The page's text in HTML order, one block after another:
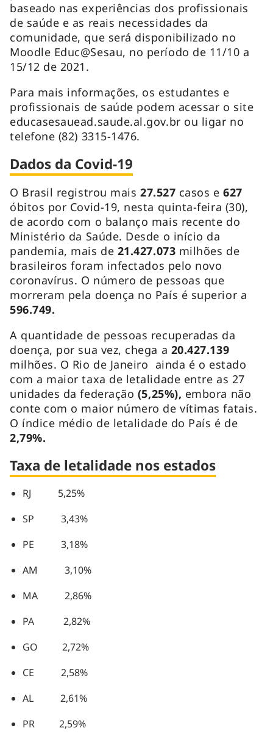
baseado nas experiências dos profissionais
de saúde e as reais necessidades da
comunidade, que será disponibilizado no
Moodle Educ@Sesau, no período de 11/10 a
15/12 de 2021.
Para mais informações, os estudantes e
profissionais de saúde podem acessar o site
educasesauead.saude.al.gov.br ou ligar no
telefone (82) 3315-1476.
Dados da Covid-19
O Brasil registrou mais 27.527 casos e627
óbitos por Covid-19, nesta quinta-feira (30),
de acordo com o balanço mais recente do
Ministério da Saúde. Desde o início da
pandemia, mais de 21.427.073 milhões de
brasileiros foram infectados pelo novo
coronavírus. O número de pessoas que
morreram pela doença no País é superior a
596.749.
A quantidade de pessoas recuperadas da
doença, por sua vez, chega a 20.427.139
milhões. O Rio de Janeiro ainda é o estado
com a maior taxa de letalidade entre as 27
unidades da federação (5,25%), embora não
conte com o maior número de vítimas fatais.
O índice médio de letalidade do País é de
2,79%.
Taxa de letalidade nos estados
RJ 5,25%
SP 3,43%
PE 3,18%
AM 3,10%
MA 2,86%
PA 2,82%
GO 2,72%
CE 2,58%
AL 2,61%
PR 2,59%